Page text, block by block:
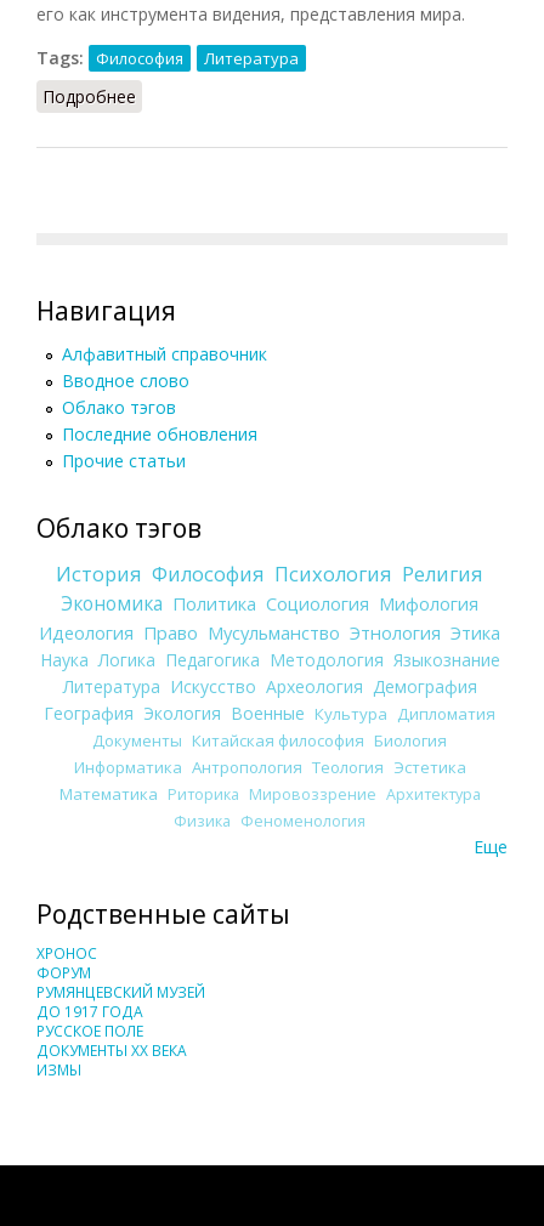
его как инструмента видения, представления мира.
Tags:
Философия Литература
Подробнее
Навигация
Алфавитный справочник
Вводное слово
Облако тэгов
Последние обновления
Прочие статьи
Облако тэгов
История Философия Психология Религия
Экономика Политика Социология Мифология
Идеология Право Мусульманство Этнология Этика
Наука Логика Педагогика Методология Языкознание
Литература Искусство Археология Демография
География Экология Военные Культура
Дипломатия
Документы Китайская философия Биология
Информатика Антропология Теология Эстетика
Математика Риторика Мировоззрение Архитектура
Физика Феноменология
Еще
Родственные сайты
ХРОНОС
ФОРУМ
РУМЯНЦЕВСКИЙ МУЗЕЙ
ДО 1917 ГОДА
РУССКОЕ ПОЛЕ
ДОКУМЕНТЫ XX ВЕКА
ИЗМЫ